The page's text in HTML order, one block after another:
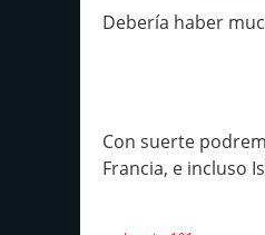
Debería haber
Con suerte
Francia, e incluso